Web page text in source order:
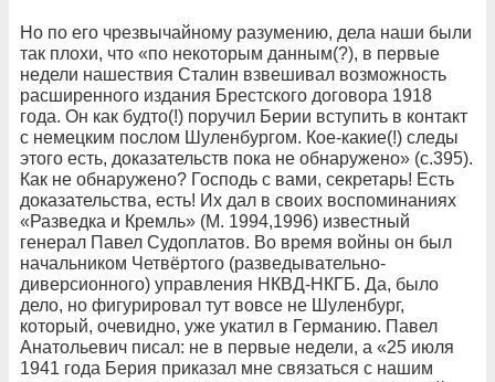
Но по его чрезвычайному разумению, дела наши были
так плохи, что «по некоторым данным(?), в первые
недели нашествия Сталин взвешивал возможность
расширенного издания Брестского договора 1918
года. Он как будто(!) поручил Берии вступить в контакт
с немецким послом Шуленбургом. Кое-какие(!) следы
этого есть, доказательств пока не обнаружено» (с.395).
Как не обнаружено? Господь с вами, секретарь! Есть
доказательства, есть! Их дал в своих воспоминаниях
«Разведка и Кремль» (М. 1994,1996) известный
генерал Павел Судоплатов. Во время войны он был
начальником Четвёртого (разведывательно-
диверсионного) управления НКВД-НКГБ. Да, было
дело, но фигурировал тут вовсе не Шуленбург,
который, очевидно, уже укатил в Германию. Павел
Анатольевич писал: не в первые недели, а «25 июля
1941 года Берия приказал мне связаться с нашим